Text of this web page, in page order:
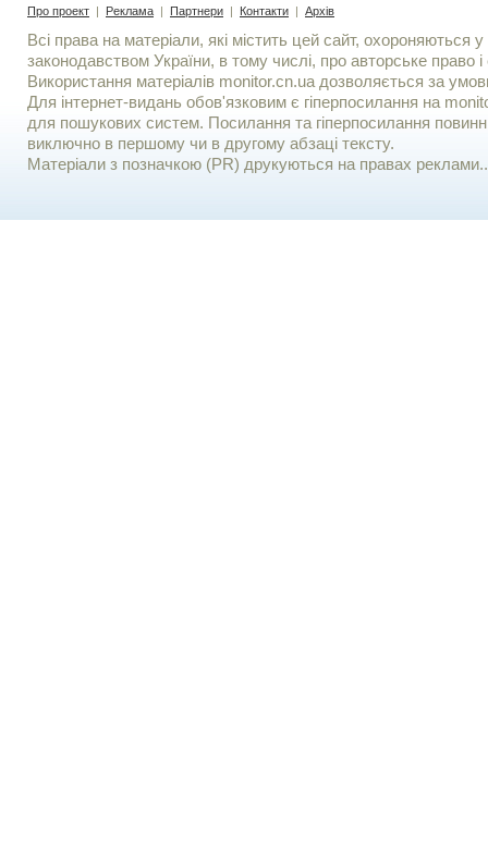
Про проект | Реклама | Партнери | Контакти | Архів
Всі права на матеріали, які містить цей сайт, охороняються у
законодавством України, в тому числі, про авторське право і
Використання матерiалiв monitor.cn.ua дозволяється за
Для iнтернет-видань обов'язковим є гiперпосилання на
для пошукових систем. Посилання та гіперпосилання
виключно в першому чи в другому абзаці тексту.
Матеріали з позначкою (PR) друкуються на правах реклами..